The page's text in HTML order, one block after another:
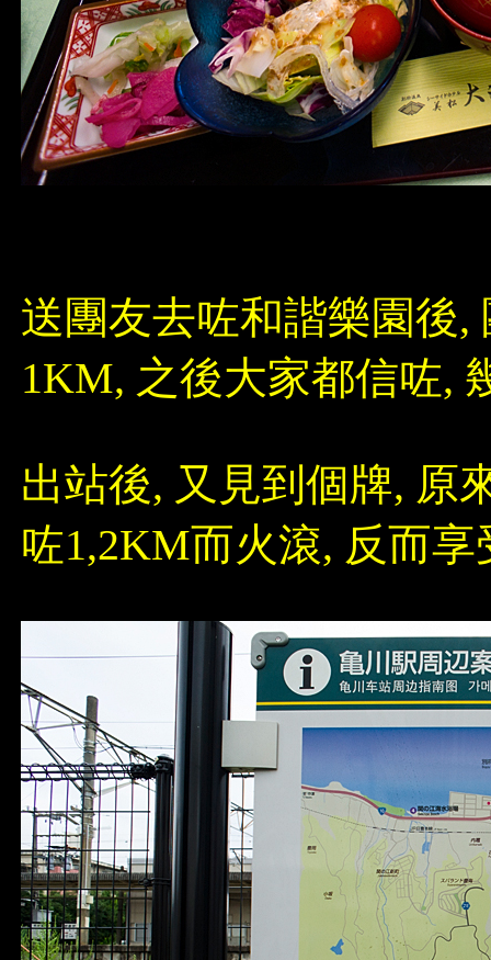
送團友去咗和諧樂園後,
1KM, 之後大家都信咗,
出站後, 又見到個牌, 原
咗1,2KM而火滾, 反而